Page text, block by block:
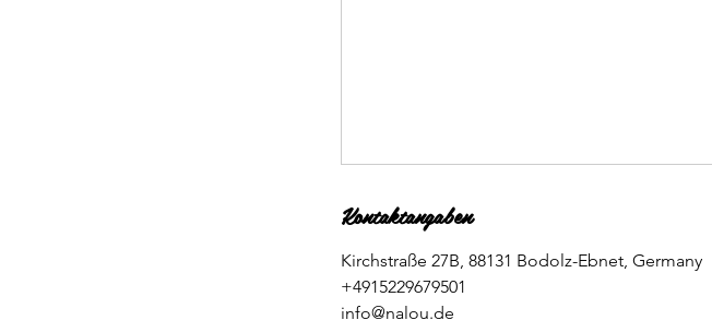
Kontaktangaben
Kirchstraße 27B, 88131 Bodolz-Ebnet, Germany
+4915229679501
info@nalou.de